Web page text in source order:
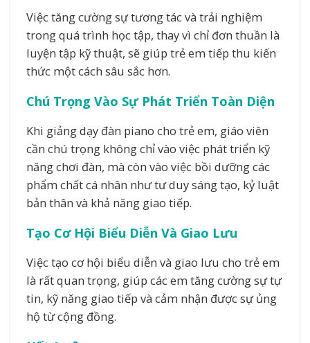
Việc tăng cường sự tương tác và trải nghiệm
trong quá trình học tập, thay vì chỉ đơn thuần là
luyện tập kỹ thuật, sẽ giúp trẻ em tiếp thu kiến
thức một cách sâu sắc hơn.
Chú Trọng Vào Sự Phát Triển Toàn Diện
Khi giảng dạy đàn piano cho trẻ em, giáo viên
cần chú trọng không chỉ vào việc phát triển kỹ
năng chơi đàn, mà còn vào việc bồi dưỡng các
phẩm chất cá nhân như tư duy sáng tạo, kỷ luật
bản thân và khả năng giao tiếp.
Tạo Cơ Hội Biểu Diễn Và Giao Lưu
Việc tạo cơ hội biểu diễn và giao lưu cho trẻ em
là rất quan trọng, giúp các em tăng cường sự tự
tin, kỹ năng giao tiếp và cảm nhận được sự ủng
hộ từ cộng đồng.